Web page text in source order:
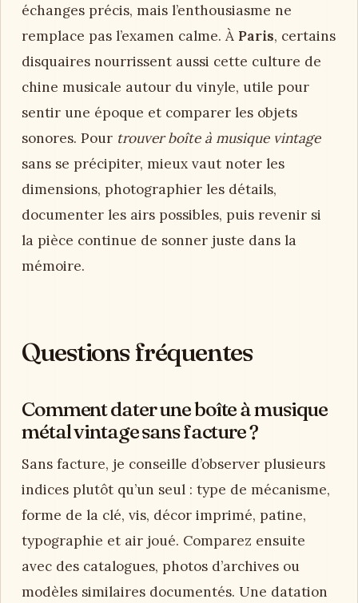
échanges précis, mais l’enthousiasme ne
remplace pas l’examen calme. À Paris, certains
disquaires nourrissent aussi cette culture de
chine musicale autour du vinyle, utile pour
sentir une époque et comparer les objets
sonores. Pour trouver boîte à musique vintage
sans se précipiter, mieux vaut noter les
dimensions, photographier les détails,
documenter les airs possibles, puis revenir si
la pièce continue de sonner juste dans la
mémoire.
Questions fréquentes
Comment dater une boîte à musique
métal vintage sans facture ?
Sans facture, je conseille d’observer plusieurs
indices plutôt qu’un seul : type de mécanisme,
forme de la clé, vis, décor imprimé, patine,
typographie et air joué. Comparez ensuite
avec des catalogues, photos d’archives ou
modèles similaires documentés. Une datation